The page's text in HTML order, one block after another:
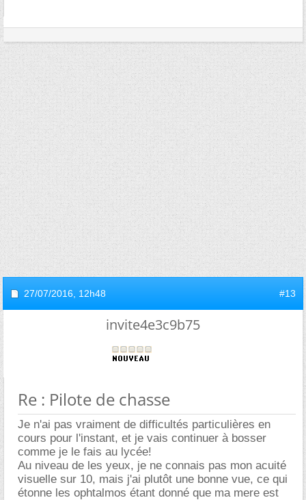
27/07/2016, 12h48 #13
invite4e3c9b75
Re : Pilote de chasse
Je n'ai pas vraiment de difficultés particulières en
cours pour l'instant, et je vais continuer à bosser
comme je le fais au lycée!
Au niveau de les yeux, je ne connais pas mon acuité
visuelle sur 10, mais j'ai plutôt une bonne vue, ce qui
étonne les ophtalmos étant donné que ma mere est